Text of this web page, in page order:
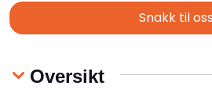
Snakk til oss
Oversikt